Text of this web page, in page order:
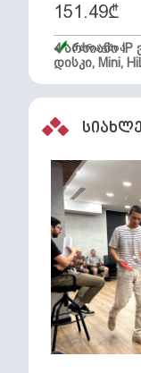
4 არხიანი IP
დისკი, Mini,
151.49₾
მარაგშია